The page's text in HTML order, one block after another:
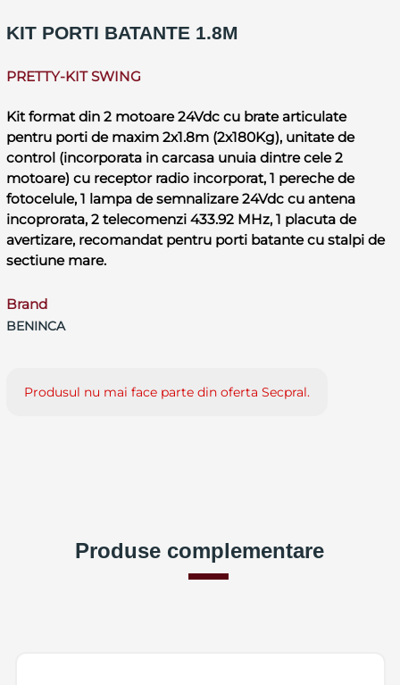
KIT PORTI BATANTE 1.8M
PRETTY-KIT SWING
Kit format din 2 motoare 24Vdc cu brate articulate
pentru porti de maxim 2x1.8m (2x180Kg), unitate de
control (incorporata in carcasa unuia dintre cele 2
motoare) cu receptor radio incorporat, 1 pereche de
fotocelule, 1 lampa de semnalizare 24Vdc cu antena
incoprorata, 2 telecomenzi 433.92 MHz, 1 placuta de
avertizare, recomandat pentru porti batante cu stalpi de
sectiune mare.
Brand
BENINCA
Produsul nu mai face parte din oferta Secpral.
Produse complementare